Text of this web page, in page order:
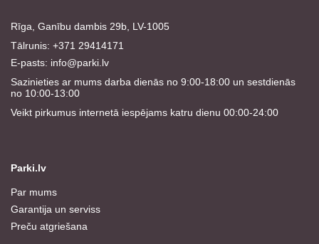
Rīga, Ganību dambis 29b, LV-1005
Tālrunis: +371 29414171
E-pasts: info@parki.lv
Sazinieties ar mums darba dienās no 9:00-18:00 un sestdienās
no 10:00-13:00
Veikt pirkumus internetā iespējams katru dienu 00:00-24:00
Parki.lv
Par mums
Garantija un serviss
Preču atgriešana